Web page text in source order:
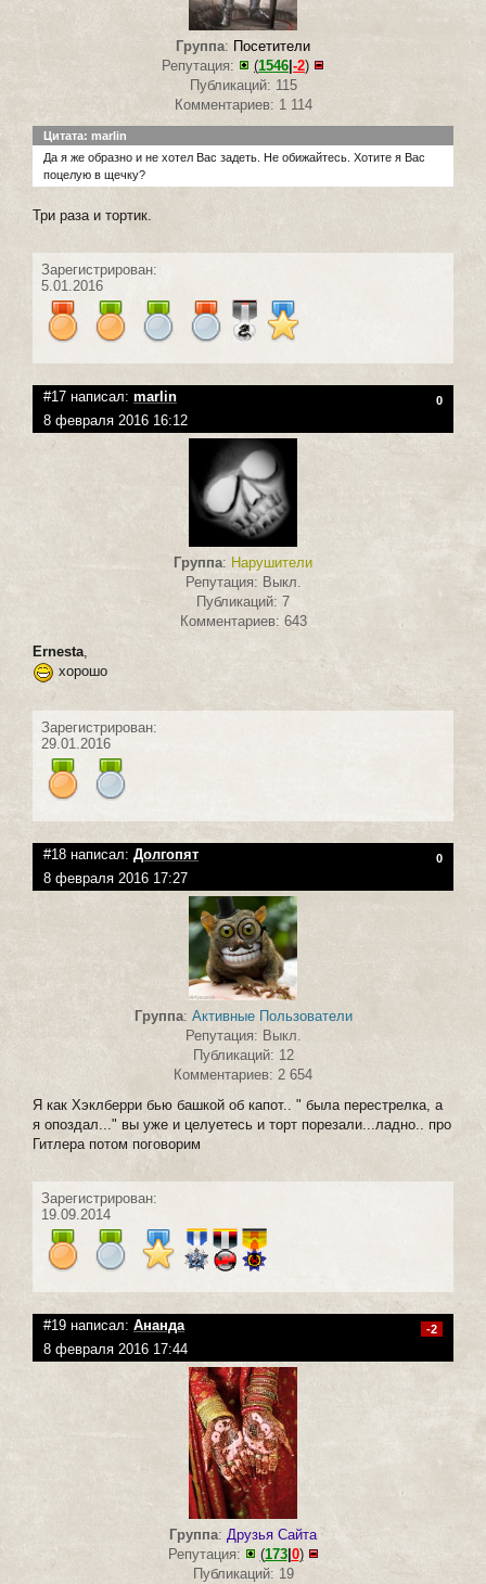
Группа: Посетители
Репутация:
(1546|-2)
Публикаций: 115
Комментариев: 1 114
Цитата: marlin
Да я же образно и не хотел Вас задеть. Не обижайтесь. Хотите я Вас
поцелую в щечку?
Три раза и тортик.
Зарегистрирован:
5.01.2016
#17 написал: marlin 0
8 февраля 2016 16:12
Группа: Нарушители
Репутация: Выкл.
Публикаций: 7
Комментариев: 643
Ernesta
хорошо
Зарегистрирован:
29.01.2016
#18 написал: Долгопят 0
8 февраля 2016 17:27
Группа: Активные Пользователи
Репутация: Выкл.
Публикаций: 12
Комментариев: 2 654
Я как Хэклберри бью башкой об капот.. " была перестрелка, а
я опоздал..." вы уже и целуетесь и торт порезали...ладно.. про
Гитлера потом поговорим
Зарегистрирован:
19.09.2014
#19 написал: Ананда -2
8 февраля 2016 17:44
Группа: Друзья Сайта
Репутация:
(173| 0)
Публикаций: 19